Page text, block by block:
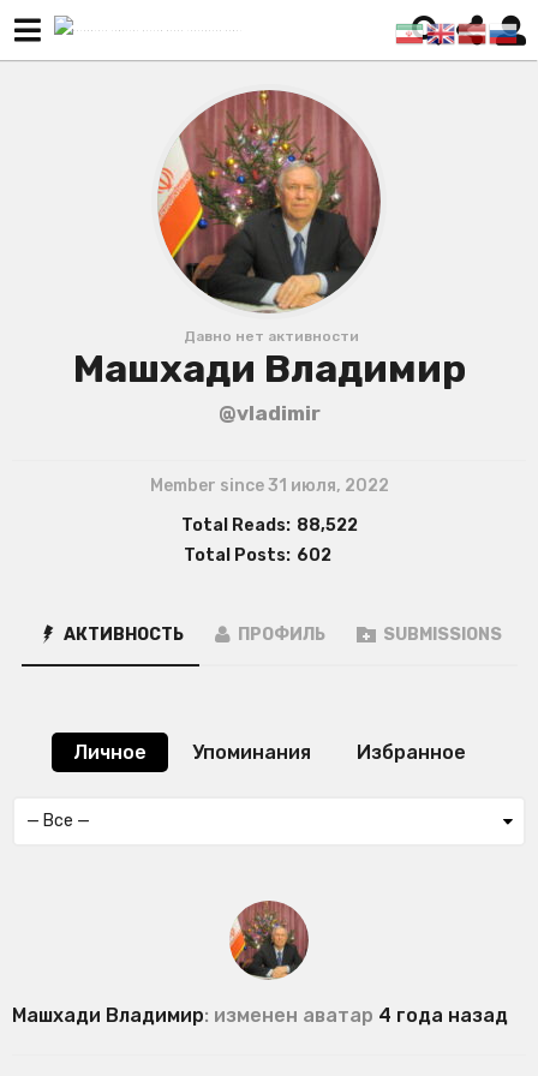
Давно нет активности
Машхади Владимир
@vladimir
Member since 31 июля, 2022
Total Reads: 88,522
Total Posts: 602
АКТИВНОСТЬ ПРОФИЛЬ SUBMISSIONS
Личное Упоминания Избранное
Машхади Владимир: изменен аватар 4 года назад